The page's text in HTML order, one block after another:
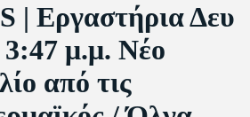
| Εργαστήρια Δευ
3:47 μ.μ. Νέο
από τις